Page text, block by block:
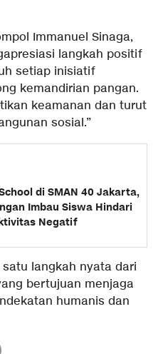
Immanuel Sinaga,
langkah positif
setiap inisiatif
kemandirian pangan.
keamanan dan turut
sosial.”
di SMAN 40 Jakarta,
Imbau Siswa Hindari
Negatif
langkah nyata dari
bertujuan menjaga
humanis dan